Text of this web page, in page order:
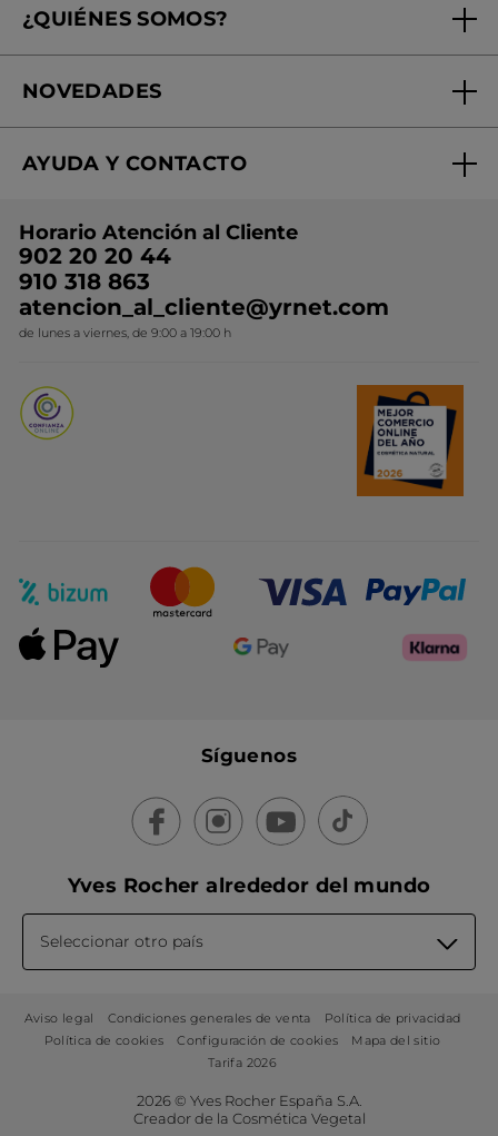
Tratamientos de Belleza
Mi club Yves Rocher
¿QUIÉNES SOMOS?
¿Quiénes somos?
Nuestros compromisos
Conviértete en Franquiciada
NOVEDADES
Rebajas
Ideas de Regalo
Colección Monoi
Novedades del mes
AYUDA Y CONTACTO
Contacto
Horario Atención al Cliente
902 20 20 44
910 318 863
atencion_al_cliente@yrnet.com
de lunes a viernes, de 9:00 a 19:00 h
Síguenos
Yves Rocher alrededor del mundo
Seleccionar otro país
Aviso legal Condiciones generales de venta
Política de privacidad
Política de cookies
Configuración de cookies
Mapa del sitio
Tarifa 2026
2026 © Yves Rocher España S.A.
Creador de la Cosmética Vegetal